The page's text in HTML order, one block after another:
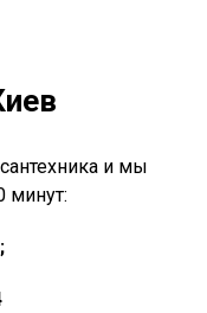
и мы
минут: